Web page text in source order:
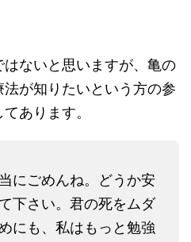
ないと思いますが、亀の
が知りたいという方の参
あります。
にごめんね。どうか安
下さい。君の死をムダ
にも、私はもっと勉強